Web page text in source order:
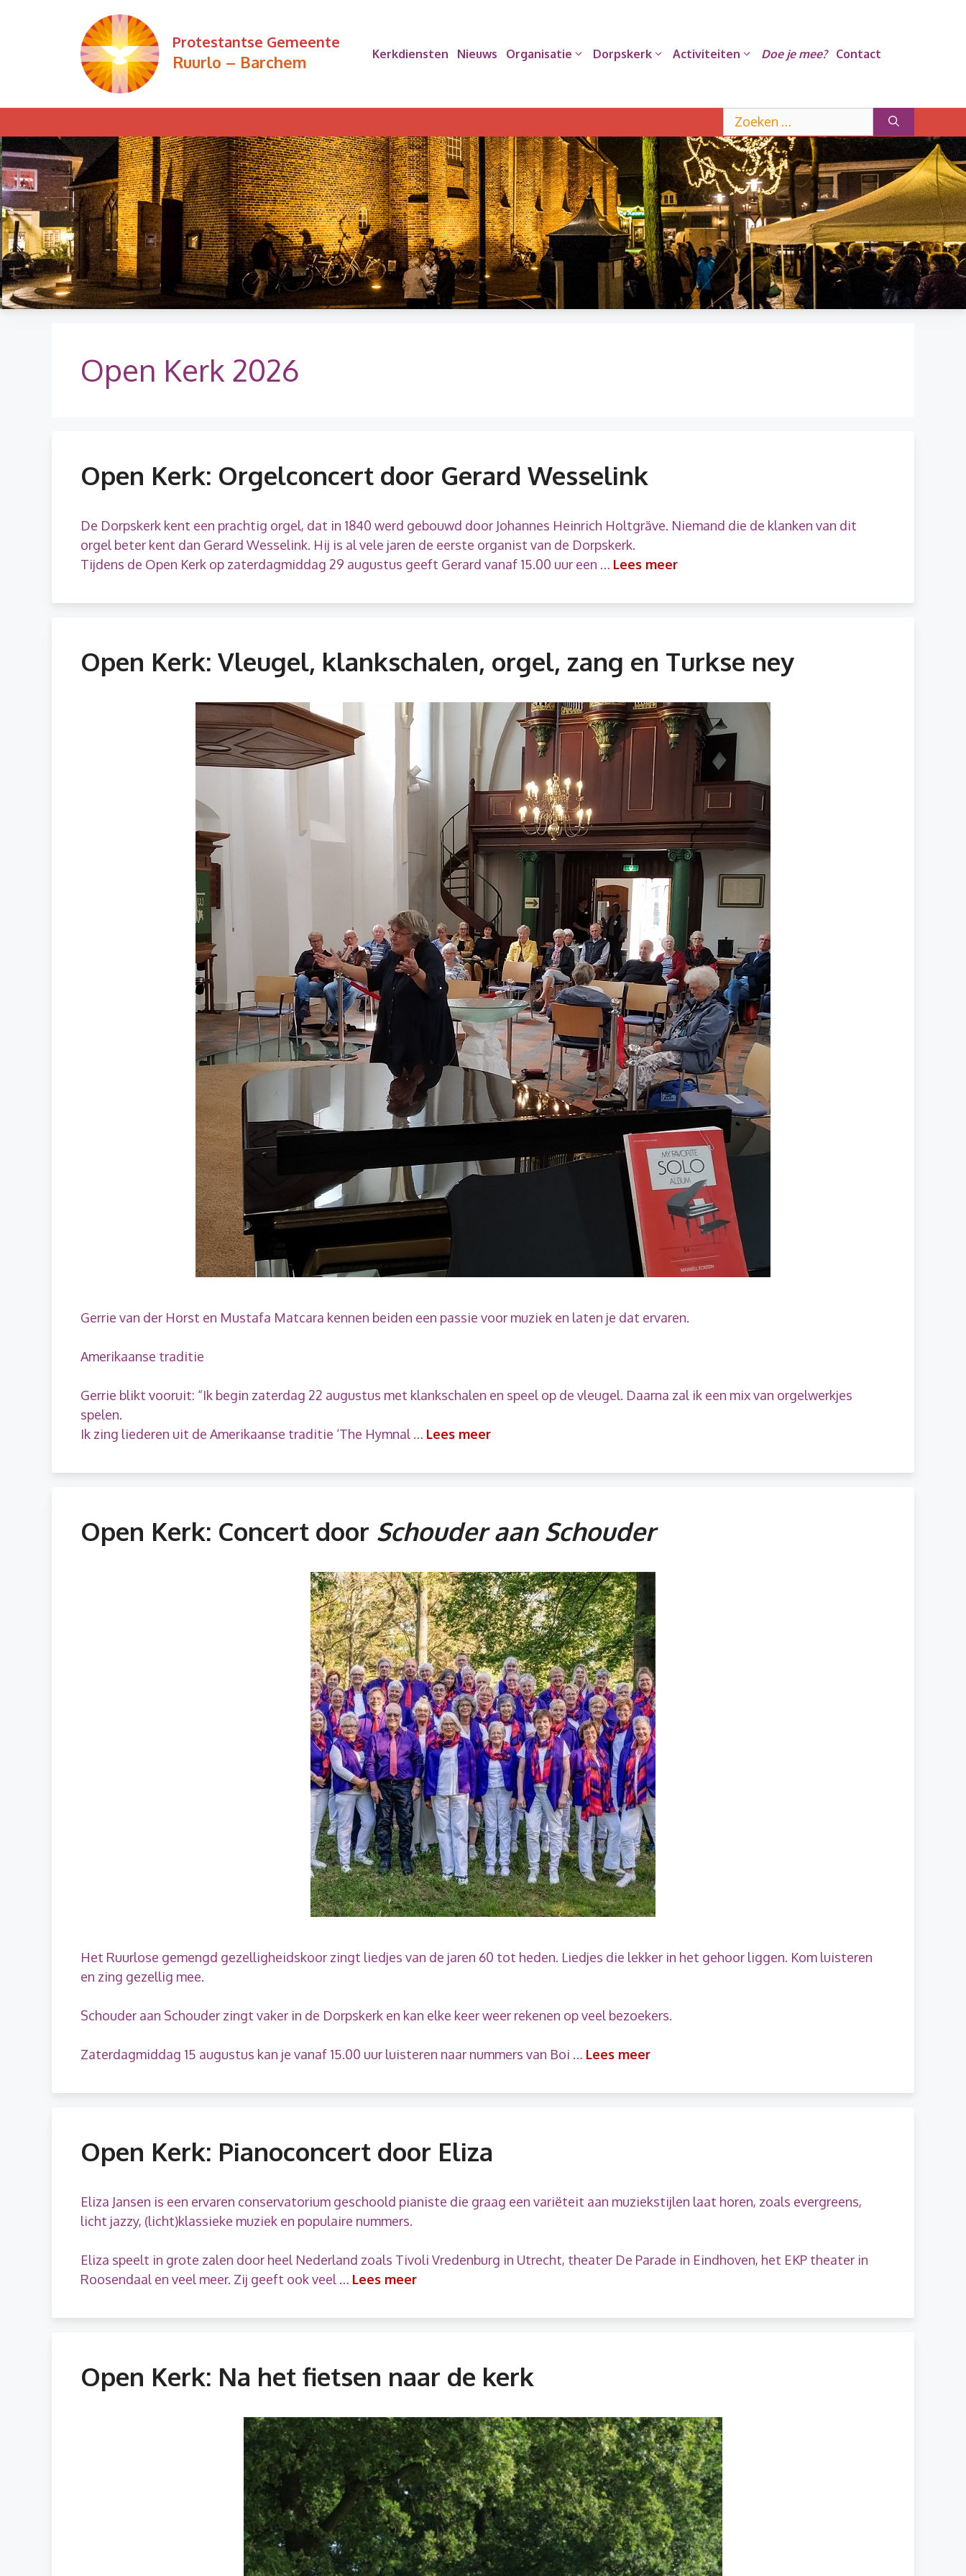
Protestantse Gemeente
Ruurlo – Barchem Kerkdiensten Nieuws Organisatie Dorpskerk Activiteiten Doe je mee? Contact
naar:
Open Kerk 2026
Open Kerk: Orgelconcert door Gerard Wesselink
De Dorpskerk kent een prachtig orgel, dat in 1840 werd gebouwd door Johannes Heinrich Holtgräve. Niemand die de klanken van dit
orgel beter kent dan Gerard Wesselink. Hij is al vele jaren de eerste organist van de Dorpskerk.
Tijdens de Open Kerk op zaterdagmiddag 29 augustus geeft Gerard vanaf 15.00 uur een … Lees meer
Open Kerk: Vleugel, klankschalen, orgel, zang en Turkse ney
Gerrie van der Horst en Mustafa Matcara kennen beiden een passie voor muziek en laten je dat ervaren.
Amerikaanse traditie
Gerrie blikt vooruit: “Ik begin zaterdag 22 augustus met klankschalen en speel op de vleugel. Daarna zal ik een mix van orgelwerkjes
spelen.
Ik zing liederen uit de Amerikaanse traditie ‘The Hymnal … Lees meer
Open Kerk: Concert door Schouder aan Schouder
Het Ruurlose gemengd gezelligheidskoor zingt liedjes van de jaren 60 tot heden. Liedjes die lekker in het gehoor liggen. Kom luisteren
en zing gezellig mee.
Schouder aan Schouder zingt vaker in de Dorpskerk en kan elke keer weer rekenen op veel bezoekers.
Zaterdagmiddag 15 augustus kan je vanaf 15.00 uur luisteren naar nummers van Boi … Lees meer
Open Kerk: Pianoconcert door Eliza
Eliza Jansen is een ervaren conservatorium geschoold pianiste die graag een variëteit aan muziekstijlen laat horen, zoals evergreens,
licht jazzy, (licht)klassieke muziek en populaire nummers.
Eliza speelt in grote zalen door heel Nederland zoals Tivoli Vredenburg in Utrecht, theater De Parade in Eindhoven, het EKP theater in
Roosendaal en veel meer. Zij geeft ook veel … Lees meer
Open Kerk: Na het fietsen naar de kerk